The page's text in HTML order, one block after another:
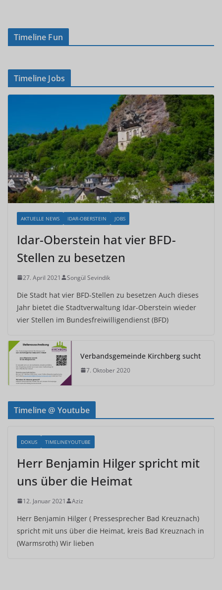
Timeline Fun
Timeline Jobs
AKTUELLE NEWS IDAR-OBERSTEIN JOBS
Idar-Oberstein hat vier BFD-
Stellen zu besetzen
27. April 2021 Songül Sevindik
Die Stadt hat vier BFD-Stellen zu besetzen Auch dieses
Jahr bietet die Stadtverwaltung Idar-Oberstein wieder
vier Stellen im Bundesfreiwilligendienst (BFD)
Verbandsgemeinde Kirchberg sucht
7. Oktober 2020
Timeline @ Youtube
DOKUS TIMELINEYOUTUBE
Herr Benjamin Hilger spricht mit
uns über die Heimat
12. Januar 2021 Aziz
Herr Benjamin Hilger ( Pressesprecher Bad Kreuznach)
spricht mit uns über die Heimat, kreis Bad Kreuznach in
(Warmsroth) Wir lieben